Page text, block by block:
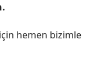
hemen bizimle